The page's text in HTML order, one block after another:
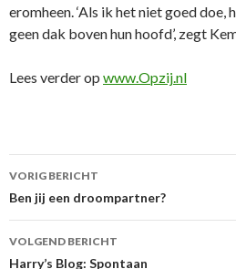
eromheen. ‘Als ik het niet goed doe,
geen dak boven hun hoofd’, zegt
Lees verder op www.Opzij.nl
Berichtnavigatie
VORIG BERICHT
Ben jij een droompartner?
VOLGEND BERICHT
Harry’s Blog: Spontaan